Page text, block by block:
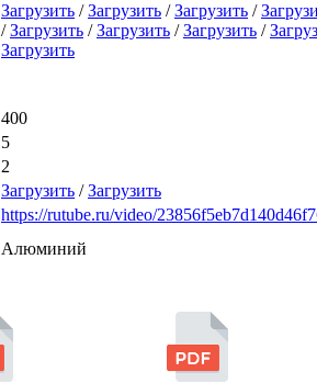
Загрузить /Загрузить /Загрузить /
/Загрузить /Загрузить /Загрузить /
Загрузить
400
5
2
Загрузить /Загрузить
https://rutube.ru/video/
Алюминий